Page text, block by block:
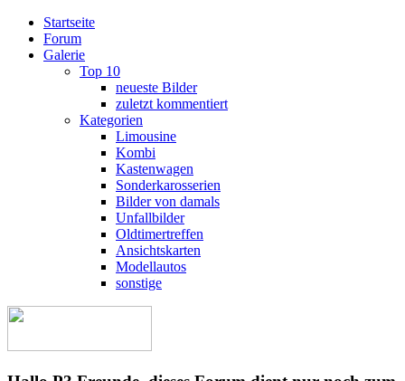
Startseite
Forum
Galerie
Top 10
neueste Bilder
zuletzt kommentiert
Kategorien
Limousine
Kombi
Kastenwagen
Sonderkarosserien
Bilder von damals
Unfallbilder
Oldtimertreffen
Ansichtskarten
Modellautos
sonstige